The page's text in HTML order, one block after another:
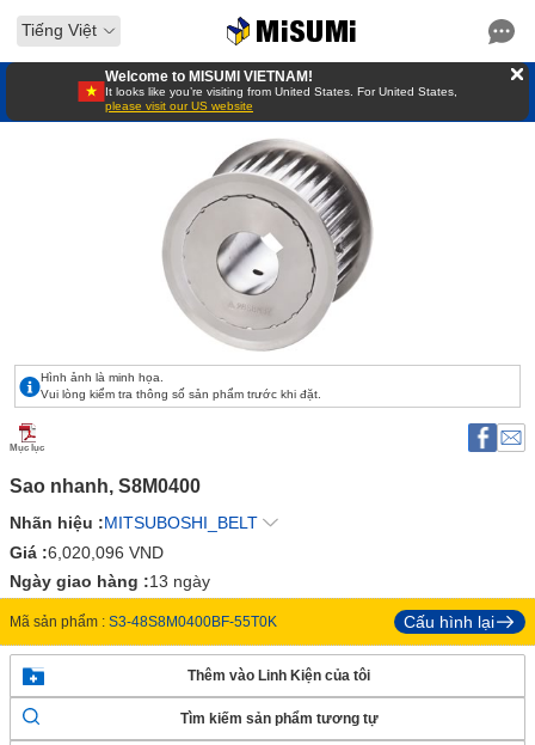
Tiếng Việt
Welcome to MISUMI VIETNAM!
It looks like you’re visiting from United States. For United States,
please visit our US website
Hình ảnh là minh họa.
Vui lòng kiểm tra thông số sản phẩm trước khi đặt.
Mục lục
Sao nhanh, S8M0400
Nhãn hiệu :MITSUBOSHI_BELT
Giá :6,020,096 VND
Ngày giao hàng :13 ngày
Mã sản phẩm : S3-48S8M0400BF-55T0K Cấu hình lại
Thêm vào Linh Kiện của tôi
Tìm kiếm sản phẩm tương tự